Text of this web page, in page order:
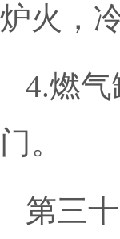
炉火，
4.燃
门。
第三